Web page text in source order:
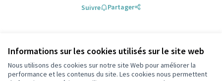
Informations sur les cookies utilisés sur le site web
Nous utilisons des cookies sur notre site Web pour améliorer la
performance et les contenus du site. Les cookies nous permettent
Suivre Partager
Les mieux notésLes plus récents
Les plus
anciens
Les plus
débattus